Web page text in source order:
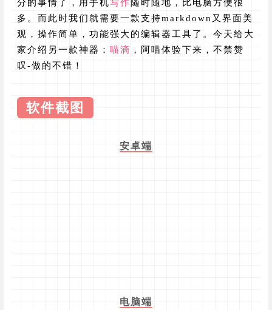
分的事情了，用手机写作 随时随地，比电脑方便很
多。而此时我们就需要一款支持markdown又界面美
观，操作简单，功能强大的编辑器工具了。今天给大
家介绍另一款神器： 喵滴 ，阿喵体验下来，不禁赞
叹-做的不错！
软件截图
安卓端
电脑端